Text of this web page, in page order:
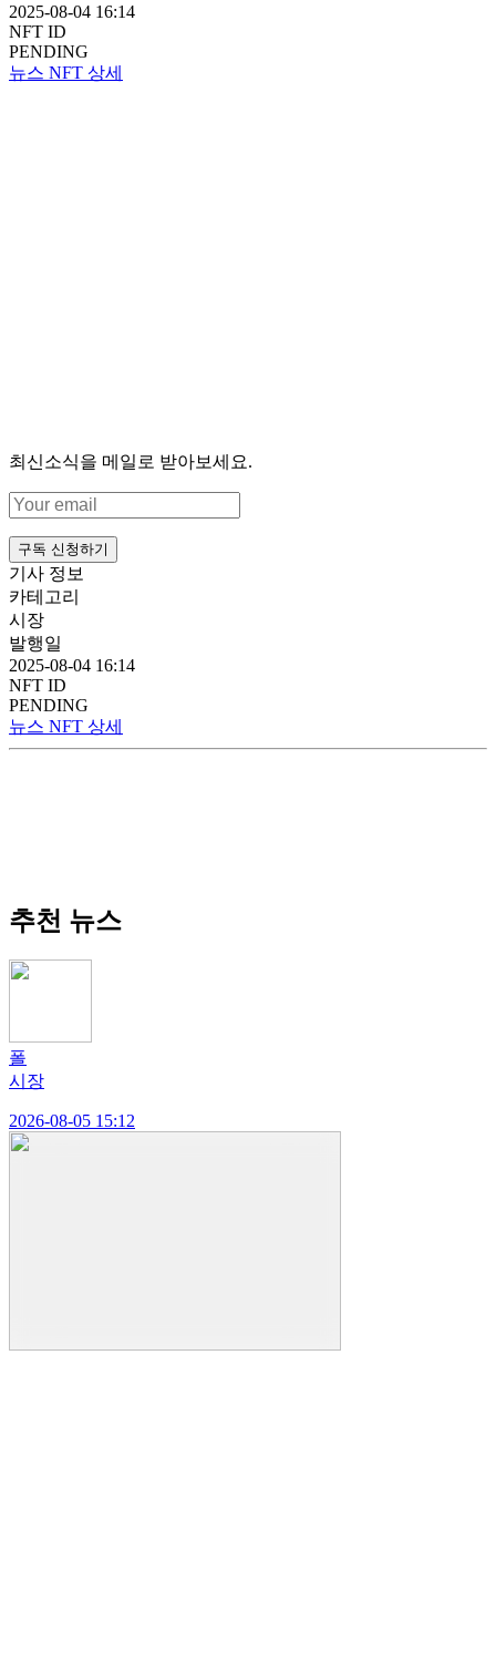
2025-08-04 16:14
NFT ID
PENDING
뉴스 NFT 상세
최신소식을 메일로 받아보세요.
구독 신청하기
기사 정보
카테고리
시장
발행일
2025-08-04 16:14
NFT ID
PENDING
뉴스 NFT 상세
추천 뉴스
폴
시장
2026-08-05 15:12